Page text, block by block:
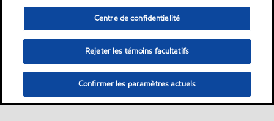
Centre de confidentialité
Rejeter les témoins facultatifs
Confirmer les paramètres actuels